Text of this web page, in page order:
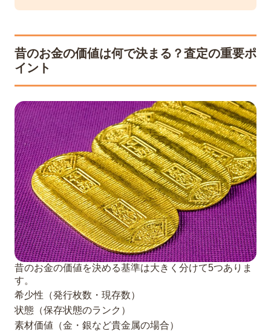
昔のお金の価値は何で決まる？査定の重要ポ
イント
昔のお金の価値を決める基準は大きく分けて5つありま
す。
希少性（発行枚数・現存数）
状態（保存状態のランク）
素材価値（金・銀など貴金属の場合）